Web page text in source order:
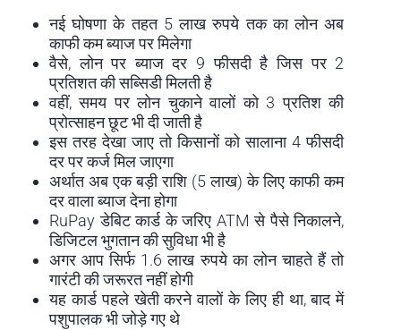
नई घोषणा के तहत 5 लाख रुपये तक का लोन अब
काफी कम ब्याज पर मिलेगा
वैसे, लोन पर ब्याज दर 9 फीसदी है जिस पर 2
प्रतिशत की सब्सिडी मिलती है
वहीं, समय पर लोन चुकाने वालों को 3 प्रतिश की
प्रोत्साहन छूट भी दी जाती है
इस तरह देखा जाए तो किसानों को सालाना 4 फीसदी
दर पर कर्ज मिल जाएगा
अर्थात अब एक बड़ी राशि (5 लाख) के लिए काफी कम
दर वाला ब्याज देना होगा
RuPay डेबिट कार्ड के जरिए ATM से पैसे निकालने,
डिजिटल भुगतान की सुविधा भी है
अगर आप सिर्फ 1.6 लाख रुपये का लोन चाहते हैं तो
गारंटी की जरूरत नहीं होगी
यह कार्ड पहले खेती करने वालों के लिए ही था, बाद में
पशुपालक भी जोड़े गए थे